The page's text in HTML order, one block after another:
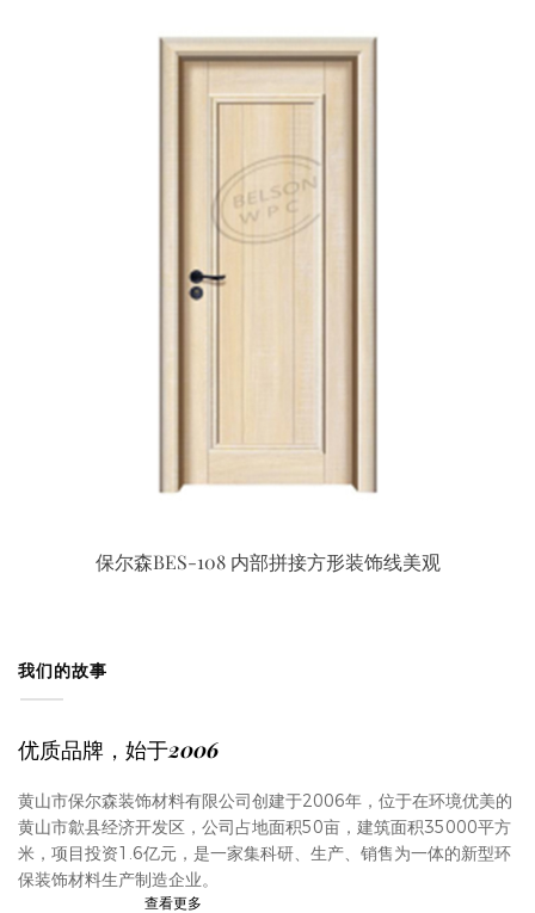
保尔森BES-108 内部拼接方形装饰线美观
我们的故事
优质品牌，始于2006
黄山市保尔森装饰材料有限公司创建于2006年，位于在环境优美的
黄山市歙县经济开发区，公司占地面积50亩，建筑面积35000平方
米，项目投资1.6亿元，是一家集科研、生产、销售为一体的新型环
保装饰材料生产制造企业。
查看更多